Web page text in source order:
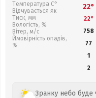
Температура С°
Відчувається як
Тиск, мм
Вологість, %
Вітер, м/с
Ймовірність опадів,
%
22°
22°
758
77
1
2
Зранку небо буде